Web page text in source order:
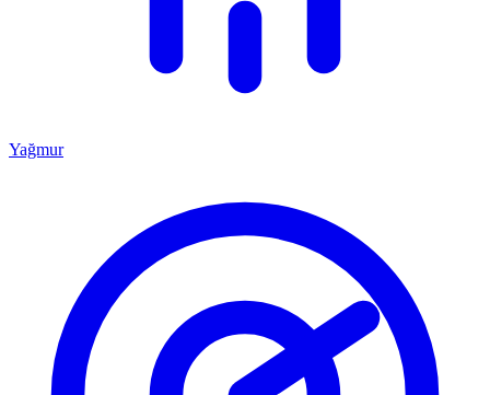
Yağmur